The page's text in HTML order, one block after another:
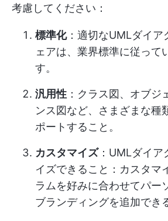
考慮してください：
標準化：適切なUMLダイア
ェアは、業界標準に従って
す。
汎用性 ：クラス図、オブジ
ンス図など、さまざまな種
ポートすること。
カスタマイズ：UMLダイア
イズできること：カスタマ
ラムを好みに合わせてパー
ブランディングを追加でき